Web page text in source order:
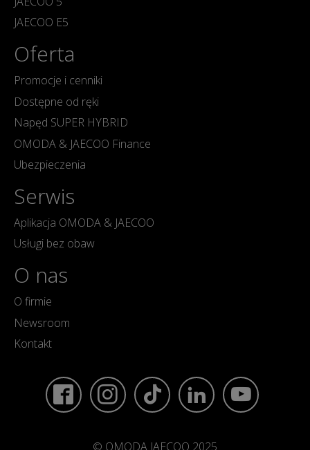
JAECOO E5
Oferta
Promocje i cenniki
Dostępne od ręki
Napęd SUPER HYBRID
OMODA & JAECOO Finance
Ubezpieczenia
Serwis
Aplikacja OMODA & JAECOO
Usługi bez obaw
O nas
O firmie
Newsroom
Kontakt
© OMODA JAECOO 2025